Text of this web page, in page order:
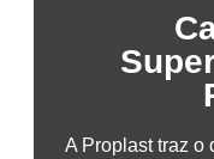
A Proplast traz o